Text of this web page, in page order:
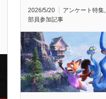
2026/5/20 アンケート特集,
部員参加記事